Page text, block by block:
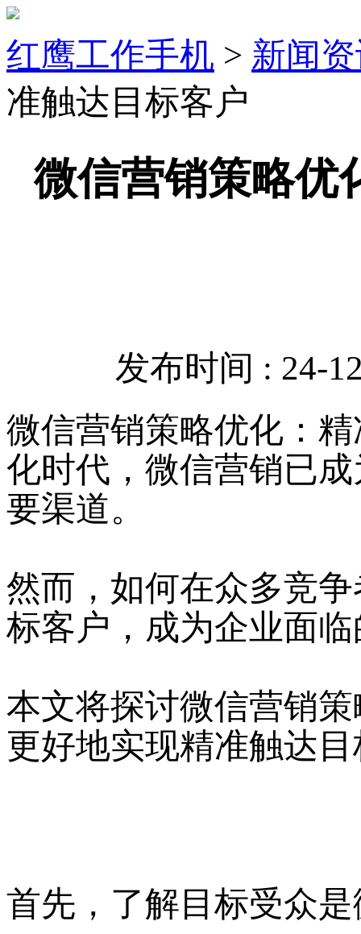
红鹰工作手机 > 新闻
准触达目标客户
微信营销策略优
发布时间 : 24-
微信营销策略优化：
化时代，微信营销已
要渠道。
然而，如何在众多竞
标客户，成为企业面
本文将探讨微信营销
更好地实现精准触达
首先，了解目标受众